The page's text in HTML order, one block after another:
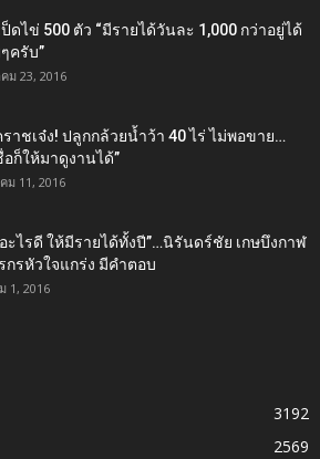
ป็ดไข่ 500 ตัว “มีรายได้วันละ 1,000 กว่าอยู่ได้
ครับ”
ม 23, 2016
าชเจ๋ง! ปลูกกล้วยน้ำว้า 40 ไร่ ไม่พอขาย…
อก็ให้มาดูงานได้”‬
ม 11, 2016
ะไรดี ให้มีรายได้ทั้งปี”…นิรันดร์ชัย เกษบึงกาฬ
กรหัวใจแกร่ง มีคำตอบ
1, 2016
3192
2569